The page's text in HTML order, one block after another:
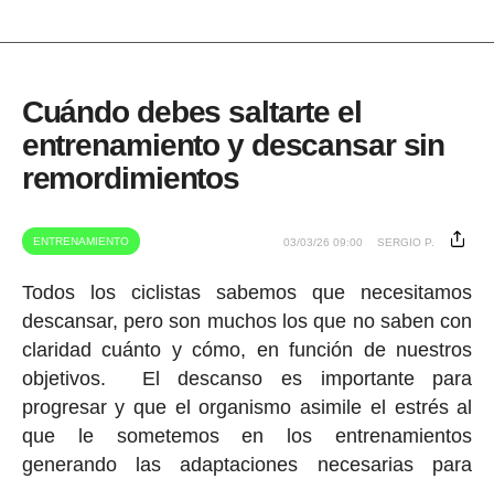
Cuándo debes saltarte el
entrenamiento y descansar sin
remordimientos
ENTRENAMIENTO 03/03/26 09:00 SERGIO P.
Todos los ciclistas sabemos que necesitamos
descansar, pero son muchos los que no saben con
claridad cuánto y cómo, en función de nuestros
objetivos. El descanso es importante para
progresar y que el organismo asimile el estrés al
que le sometemos en los entrenamientos
generando las adaptaciones necesarias para